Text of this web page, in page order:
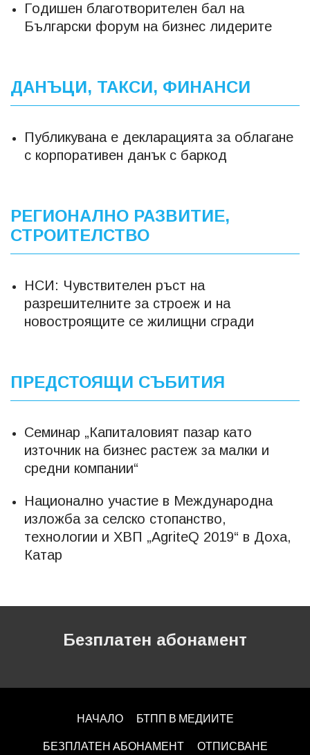
Годишен благотворителен бал на
Български форум на бизнес лидерите
ДАНЪЦИ, ТАКСИ, ФИНАНСИ
Публикувана е декларацията за облагане
с корпоративен данък с баркод
РЕГИОНАЛНО РАЗВИТИЕ,
СТРОИТЕЛСТВО
НСИ: Чувствителен ръст на
разрешителните за строеж и на
новостроящите се жилищни сгради
ПРЕДСТОЯЩИ СЪБИТИЯ
Семинар „Капиталовият пазар като
източник на бизнес растеж за малки и
средни компании“
Национално участие в Международна
изложба за селско стопанство,
технологии и ХВП „AgriteQ 2019“ в Доха,
Катар
Безплатен абонамент
НАЧАЛО БТПП В МЕДИИТЕ
БЕЗПЛАТЕН AБОНАМЕНТ ОТПИСВАНЕ